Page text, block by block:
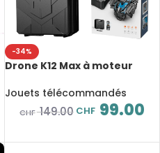
-34%
Drone K12 Max à moteur
HD 4K, évitement
d’obstacles et pliable
Jouets télécommandés
CHF149.00 CHF 99.00